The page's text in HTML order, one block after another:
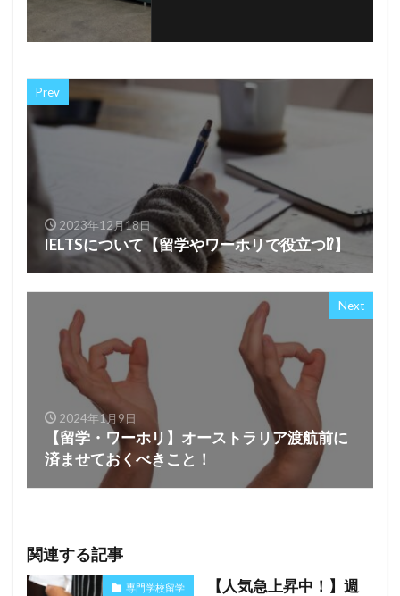
Prev
2023年12月18日
IELTSについて【留学やワーホリで役立つ⁉】
Next
2024年1月9日
【留学・ワーホリ】オーストラリア渡航前に
済ませておくべきこと！
関連する記事
専門学校留学
【人気急上昇中！】週